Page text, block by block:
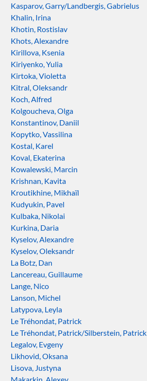
Kasparov, Garry/Landbergis, Gabrielus
Khalin, Irina
Khotin, Rostislav
Khots, Alexandre
Kirillova, Ksenia
Kiriyenko, Yulia
Kirtoka, Violetta
Kitral, Oleksandr
Koch, Alfred
Kolgoucheva, Olga
Konstantinov, Daniil
Kopytko, Vassilina
Kostal, Karel
Koval, Ekaterina
Kowalewski, Marcin
Krishnan, Kavita
Kroutikhine, Mikhaïl
Kudyukin, Pavel
Kulbaka, Nikolai
Kurkina, Daria
Kyselov, Alexandre
Kyselov, Oleksandr
La Botz, Dan
Lancereau, Guillaume
Lange, Nico
Lanson, Michel
Latypova, Leyla
Le Tréhondat, Patrick
Le Tréhondat, Patrick/Silberstein, Patrick
Legalov, Evgeny
Likhovid, Oksana
Lisova, Justyna
Makarkin, Alexey